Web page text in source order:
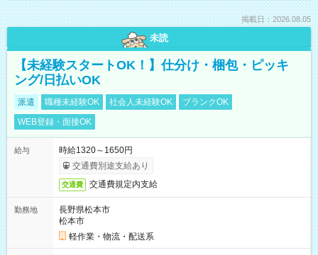
掲載日：2026.08.05
未読
【未経験スタートOK！】仕分け・梱包・ピッキ
ング/日払いOK
派遣 職種未経験OK 社会人未経験OK
ブランクOK
WEB登録・面接OK
給与
時給1320～1650円
交通費別途支給あり
交通費 交通費規定内支給
勤務地
長野県松本市
松本市
軽作業・物流・配送系